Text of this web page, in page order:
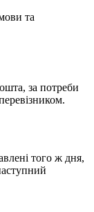
та
за потреби
того ж дня,